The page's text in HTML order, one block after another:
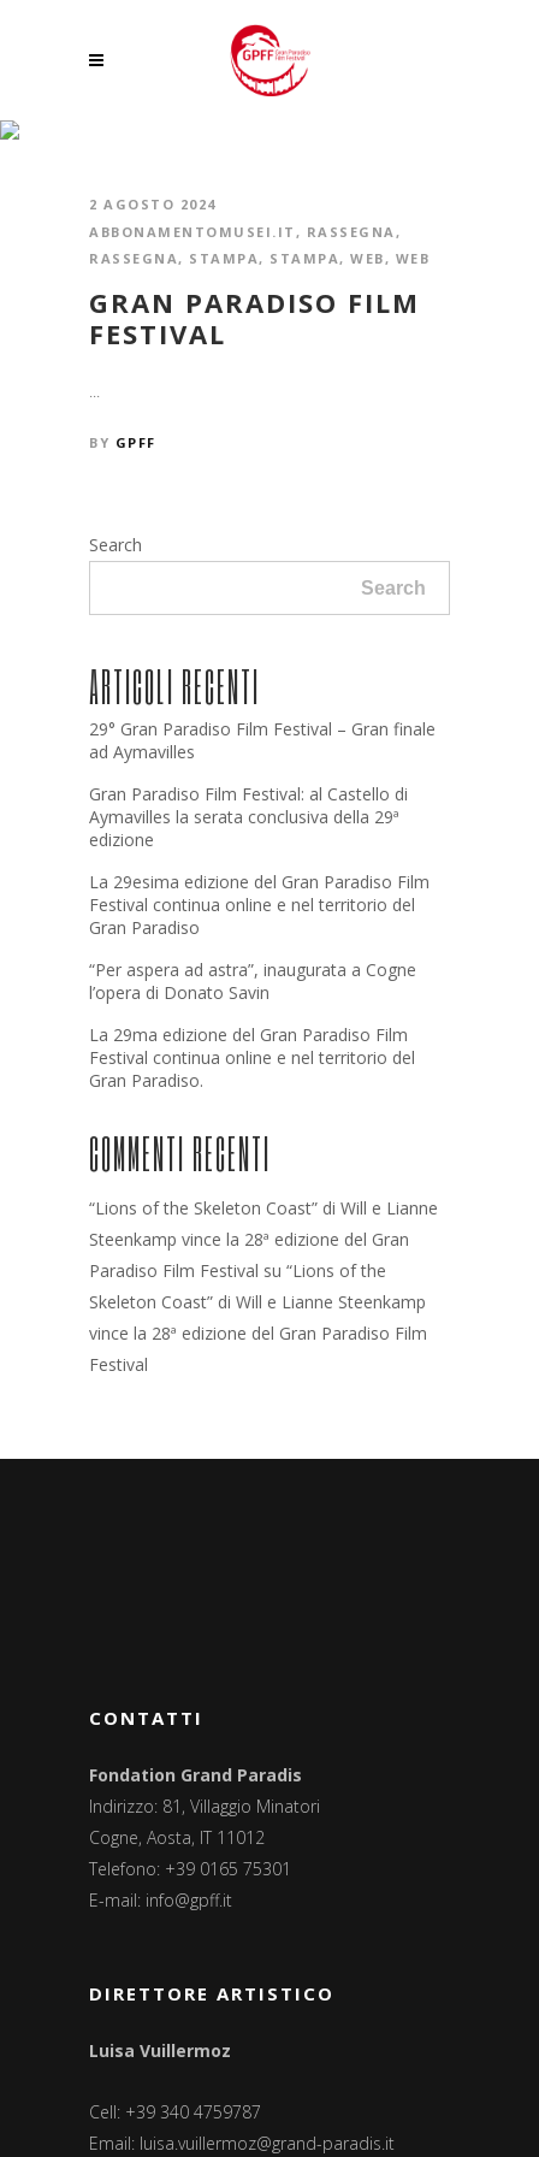
2 AGOSTO 2024
ABBONAMENTOMUSEI.IT , RASSEGNA,
RASSEGNA, STAMPA, STAMPA, WEB, WEB
GRAN PARADISO FILM
FESTIVAL
...
BY GPFF
Search
Search
ARTICOLI RECENTI
29° Gran Paradiso Film Festival – Gran finale
ad Aymavilles
Gran Paradiso Film Festival: al Castello di
Aymavilles la serata conclusiva della 29ª
edizione
La 29esima edizione del Gran Paradiso Film
Festival continua online e nel territorio del
Gran Paradiso
“Per aspera ad astra”, inaugurata a Cogne
l’opera di Donato Savin
La 29ma edizione del Gran Paradiso Film
Festival continua online e nel territorio del
Gran Paradiso.
COMMENTI RECENTI
“Lions of the Skeleton Coast” di Will e Lianne
Steenkamp vince la 28ª edizione del Gran
Paradiso Film Festival su “Lions of the
Skeleton Coast” di Will e Lianne Steenkamp
vince la 28ª edizione del Gran Paradiso Film
Festival
CONTATTI
Fondation Grand Paradis
Indirizzo: 81, Villaggio Minatori
Cogne, Aosta, IT 11012
Telefono: +39 0165 75301
E-mail: info@gpff.it
DIRETTORE ARTISTICO
Luisa Vuillermoz
Cell: +39 340 4759787
Email: luisa.vuillermoz@grand-paradis.it